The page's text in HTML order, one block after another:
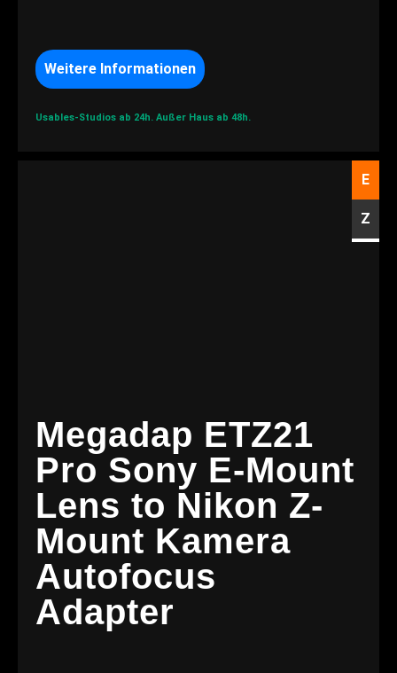
Weitere Informationen
Usables-Studios ab 24h. Außer Haus ab 48h.
E
Z
Megadap ETZ21
Pro Sony E-Mount
Lens to Nikon Z-
Mount Kamera
Autofocus
Adapter